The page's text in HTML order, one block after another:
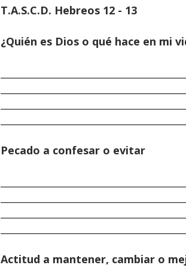
T.A.S.C.D. Hebreos 12 - 13
¿Quién es Dios o qué hace en mi
Pecado a confesar o evitar
Actitud a mantener, cambiar o